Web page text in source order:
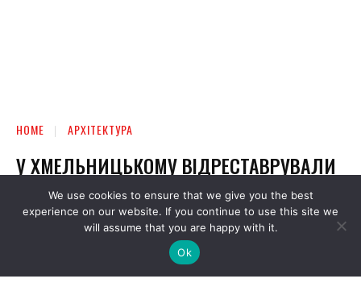
We use cookies to ensure that we give you the best
experience on our website. If you continue to use this site we
will assume that you are happy with it.
Ok